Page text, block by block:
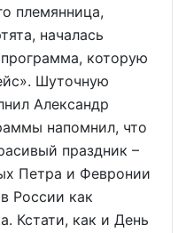
племянница,
началась
которую
Шуточную
Александр
напомнил, что
праздник –
Петра и Февронии
России как
Кстати, как и День